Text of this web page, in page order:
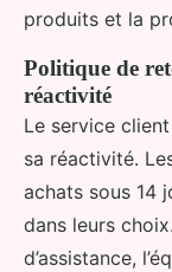
produits et la
Politique de
réactivité
Le service
sa réactivité.
achats sous 14
dans leurs
d’assistance,